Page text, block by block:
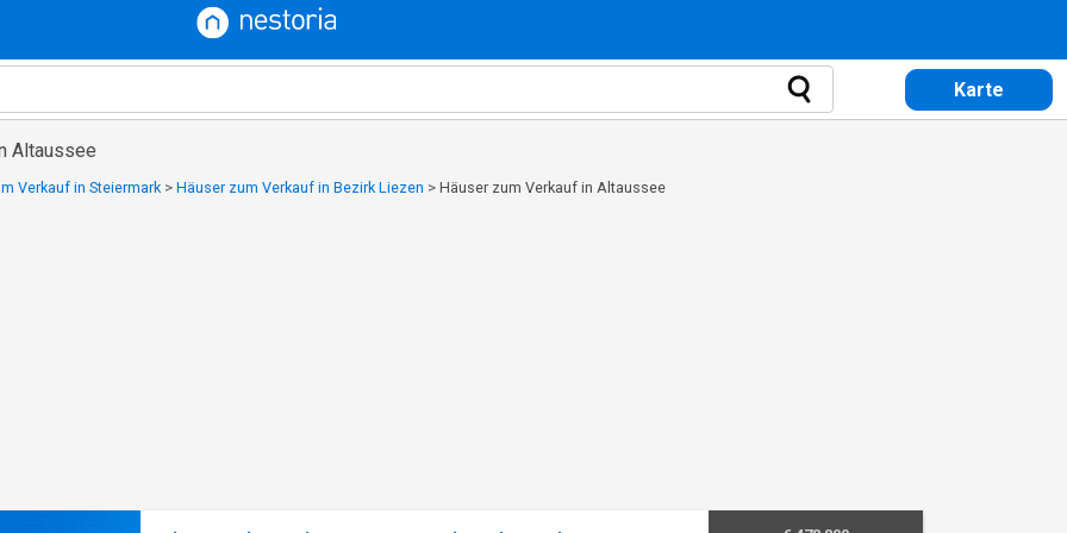
Karte
Altaussee
Verkauf in Steiermark > Häuser zum Verkauf in Bezirk Liezen > Häuser zum Verkauf in Altaussee